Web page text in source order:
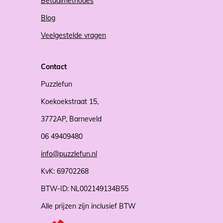
Blog
Veelgestelde vragen
Contact
Puzzlefun
Koekoekstraat 15,
3772AP, Barneveld
06 49409480
info@puzzlefun.nl
KvK: 69702268
BTW-ID: NL002149134B55
Alle prijzen zijn inclusief BTW